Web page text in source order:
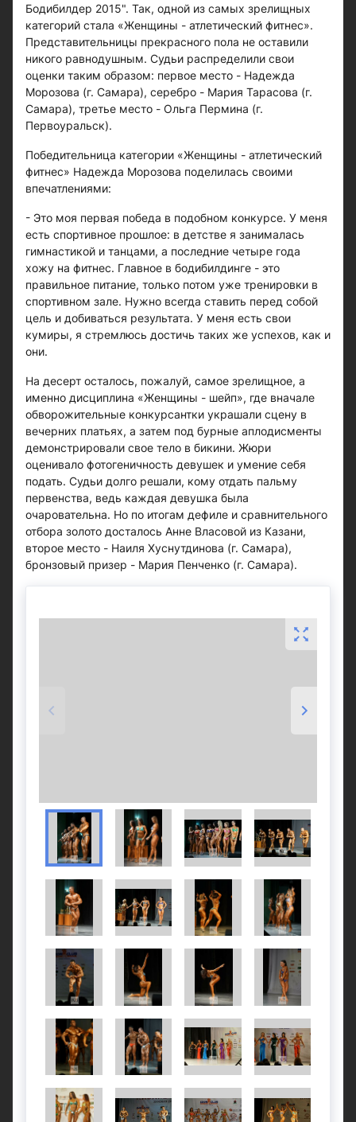
Бодибилдер 2015". Так, одной из самых зрелищных
категорий стала «Женщины - атлетический фитнес».
Представительницы прекрасного пола не оставили
никого равнодушным. Судьи распределили свои
оценки таким образом: первое место - Надежда
Морозова (г. Самара), серебро - Мария Тарасова (г.
Самара), третье место - Ольга Пермина (г.
Первоуральск).
Победительница категории «Женщины - атлетический
фитнес» Надежда Морозова поделилась своими
впечатлениями:
- Это моя первая победа в подобном конкурсе. У меня
есть спортивное прошлое: в детстве я занималась
гимнастикой и танцами, а последние четыре года
хожу на фитнес. Главное в бодибилдинге - это
правильное питание, только потом уже тренировки в
спортивном зале. Нужно всегда ставить перед собой
цель и добиваться результата. У меня есть свои
кумиры, я стремлюсь достичь таких же успехов, как и
они.
На десерт осталось, пожалуй, самое зрелищное, а
именно дисциплина «Женщины - шейп», где вначале
обворожительные конкурсантки украшали сцену в
вечерних платьях, а затем под бурные аплодисменты
демонстрировали свое тело в бикини. Жюри
оценивало фотогеничность девушек и умение себя
подать. Судьи долго решали, кому отдать пальму
первенства, ведь каждая девушка была
очаровательна. Но по итогам дефиле и сравнительного
отбора золото досталось Анне Власовой из Казани,
второе место - Наиля Хуснутдинова (г. Самара),
бронзовый призер - Мария Пенченко (г. Самара).